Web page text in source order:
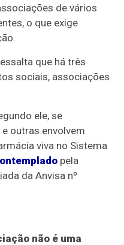
de vários
o que exige
que há três
sociais, associações
ele, se
outras envolvem
viva no Sistema
pela
da Anvisa nº
não é uma